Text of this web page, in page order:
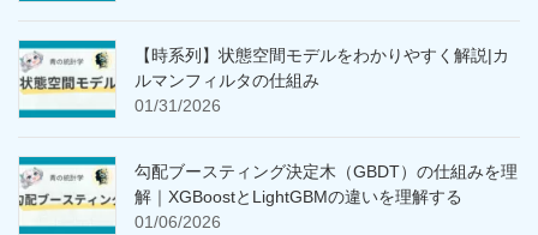
【時系列】状態空間モデルをわかりやすく解説|カ
ルマンフィルタの仕組み
01/31/2026
勾配ブースティング決定木（GBDT）の仕組みを理
解｜XGBoostとLightGBMの違いを理解する
01/06/2026